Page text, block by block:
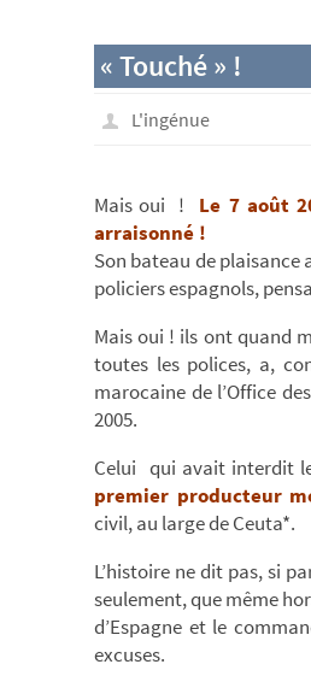
« Touché » !
L'ingénue
Mais oui ! Le 7 août
arraisonné !
Son bateau de plaisance
policiers espagnols,
Mais oui ! ils ont quand
toutes les polices, a,
marocaine de l’Office
2005.
Celui qui avait interdit
premier producteur
civil, au large de Ceuta*.
L’histoire ne dit pas, si
seulement, que même
d’Espagne et le
excuses.